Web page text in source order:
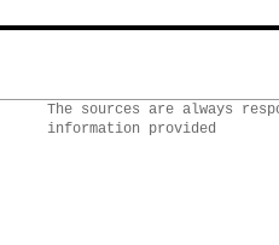
The sources are always
information provided